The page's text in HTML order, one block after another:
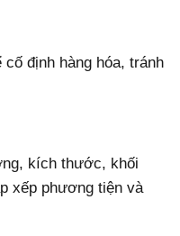
cố định hàng hóa, tránh
kích thước, khối
xếp phương tiện và